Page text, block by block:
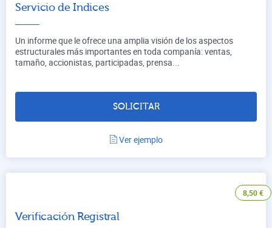
Servicio de Indices
Un informe que le ofrece una amplia visión de los aspectos
estructurales más importantes en toda companía: ventas,
tamaño, accionistas, participadas, prensa...
SOLICITAR
Ver ejemplo
8,50€
Verificación Registral